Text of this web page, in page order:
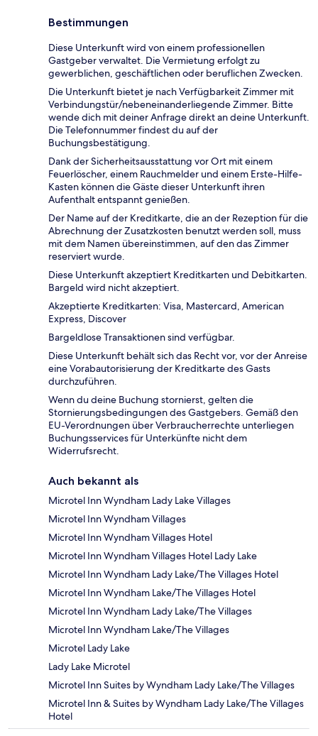
Bestimmungen
Diese Unterkunft wird von einem professionellen
Gastgeber verwaltet. Die Vermietung erfolgt zu
gewerblichen, geschäftlichen oder beruflichen Zwecken.
Die Unterkunft bietet je nach Verfügbarkeit Zimmer mit
Verbindungstür/nebeneinanderliegende Zimmer. Bitte
wende dich mit deiner Anfrage direkt an deine Unterkunft.
Die Telefonnummer findest du auf der
Buchungsbestätigung.
Dank der Sicherheitsausstattung vor Ort mit einem
Feuerlöscher, einem Rauchmelder und einem Erste-Hilfe-
Kasten können die Gäste dieser Unterkunft ihren
Aufenthalt entspannt genießen.
Der Name auf der Kreditkarte, die an der Rezeption für die
Abrechnung der Zusatzkosten benutzt werden soll, muss
mit dem Namen übereinstimmen, auf den das Zimmer
reserviert wurde.
Diese Unterkunft akzeptiert Kreditkarten und Debitkarten.
Bargeld wird nicht akzeptiert.
Akzeptierte Kreditkarten: Visa, Mastercard, American
Express, Discover
Bargeldlose Transaktionen sind verfügbar.
Diese Unterkunft behält sich das Recht vor, vor der Anreise
eine Vorabautorisierung der Kreditkarte des Gasts
durchzuführen.
Wenn du deine Buchung stornierst, gelten die
Stornierungsbedingungen des Gastgebers. Gemäß den
EU-Verordnungen über Verbraucherrechte unterliegen
Buchungsservices für Unterkünfte nicht dem
Widerrufsrecht.
Auch bekannt als
Microtel Inn Wyndham Lady Lake Villages
Microtel Inn Wyndham Villages
Microtel Inn Wyndham Villages Hotel
Microtel Inn Wyndham Villages Hotel Lady Lake
Microtel Inn Wyndham Lady Lake/The Villages Hotel
Microtel Inn Wyndham Lake/The Villages Hotel
Microtel Inn Wyndham Lady Lake/The Villages
Microtel Inn Wyndham Lake/The Villages
Microtel Lady Lake
Lady Lake Microtel
Microtel Inn Suites by Wyndham Lady Lake/The Villages
Microtel Inn & Suites by Wyndham Lady Lake/The Villages
Hotel